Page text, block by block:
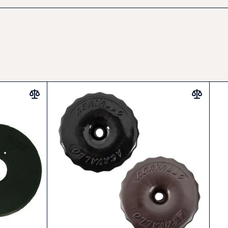
středovému otvoru
se většině udidel
v kontaktu
opláchněte vodou a nechte uschnout. Uchovávejte v
záření pro zachování pružnosti.